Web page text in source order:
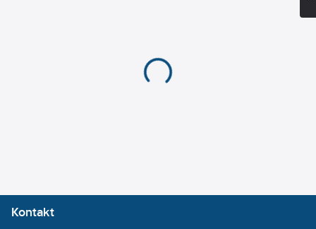
fastställas innan
grävning.
Kontakt